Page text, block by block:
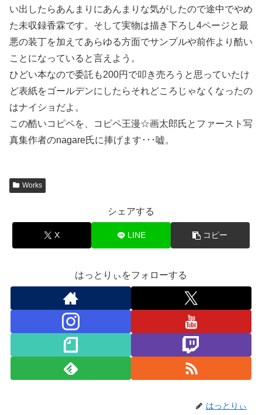
い出したらあんまりにあんまりな気がしたので途中でやめ
た未収録香霖です。そして実物は描き下ろし4ページと最
悪の装丁を加えてあらゆる方面でサンプルや前作より酷い
ことになっていると言えよう。
ひどい本なので委託も200円で叩き売ろうと思っていたけ
ど表紙をゴールデンにしたらそれどころじゃなくなったの
はナイショだよ。
この酷いコピペを、コピペ王漫☆画太郎氏とファースト写
真集作者のnagare氏に捧げます･･･嘘。
Works
シェアする
X LINE コピー
はっとりぃをフォローする
はっとりぃ